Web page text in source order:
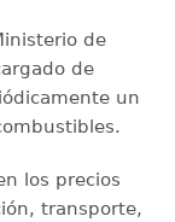
de
de
un
los precios
transporte,